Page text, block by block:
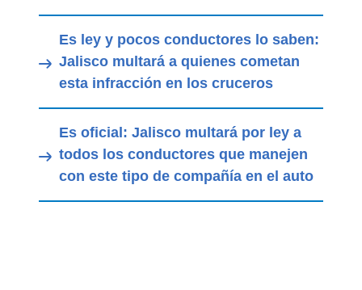
Es ley y pocos conductores lo saben:
Jalisco multará a quienes cometan
esta infracción en los cruceros
Es oficial: Jalisco multará por ley a
todos los conductores que manejen
con este tipo de compañía en el auto